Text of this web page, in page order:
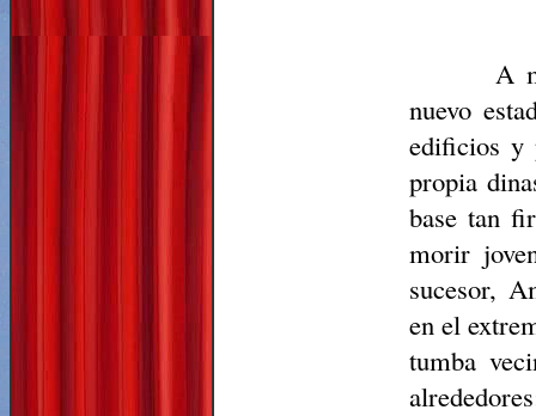
A
nuevo
edificios y
propia
base tan
morir
sucesor,
en el
tumba